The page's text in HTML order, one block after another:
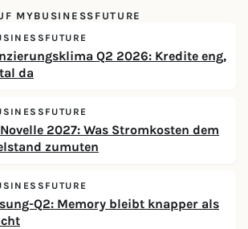
MYBUSINESSFUTURE
Q2 2026: Kredite eng,
da
Novelle 2027: Was Stromkosten dem
zumuten
Q2: Memory bleibt knapper als